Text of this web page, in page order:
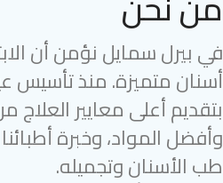
في بيرل سمايل نؤمن أن
بتقديم أعلى معايير العلاج
وأفضل المواد، وخبرة
طب الأسنان وتجميله.